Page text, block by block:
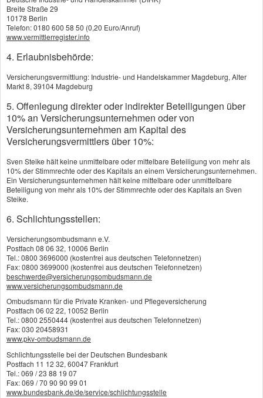
bestätigen wir Ihnen unverzüglich deren
Eingang und unterrichten Sie über das
Verfahren der Beschwerdebearbeitung sowie
die ungefähre Bearbeitungszeit. Sollten wir
feststellen, dass Ihre Beschwerde einen
Gegenstand betrifft, für den wir nicht zuständig
sind, informieren wir Sie umgehend hierüber
und teilen Ihnen, soweit uns dies möglich ist,
die zuständige Stelle mit.
prüfen und uns bemühen, diese
schnellstmöglich zu beantworten. Sollte dies
einmal nicht möglich sein, unterrichten wir Sie
über die Gründe der Verzögerung und darüber,
wann die Prüfung voraussichtlich
abgeschlossen sein wird. Auf Wunsch erteilen
wir Ihnen alle Benachrichtigungen und
Informationen schriftlich. Sofern wir Ihrem
Anliegen nicht oder nicht vollständig
nachkommen können, erläutern wir Ihnen die
Gründe hierfür und weisen Sie auf etwaig
bestehende Möglichkeiten hin, wie Sie Ihr
Anliegen weiter verfolgen können.
Breite Straße 29
10178 Berlin
Telefon: 0180 600 58 50 (0,20 Euro/Anruf)
www.vermittlerregister.info
4. Erlaubnisbehörde:
Versicherungsvermittlung: Industrie- und Handelskammer Magdeburg, Alter
Markt 8, 39104 Magdeburg
5. Offenlegung direkter oder indirekter Beteiligungen über
10% an Versicherungsunternehmen oder von
Versicherungsunternehmen am Kapital des
Versicherungsvermittlers über 10%:
Sven Steike hält keine unmittelbare oder mittelbare Beteiligung von mehr als
10% der Stimmrechte oder des Kapitals an einem Versicherungsunternehmen.
Ein Versicherungsunternehmen hält keine mittelbare oder unmittelbare
Beteiligung von mehr als 10% der Stimmrechte oder des Kapitals an Sven
Steike.
6. Schlichtungsstellen:
Versicherungsombudsmann e.V.
Postfach 08 06 32, 10006 Berlin
Tel.: 0800 3696000 (kostenfrei aus deutschen Telefonnetzen)
Fax: 0800 3699000 (kostenfrei aus deutschen Telefonnetzen)
beschwerde@versicherungsombudsmann.de
www.versicherungsombudsmann.de
Ombudsmann für die Private Kranken- und Pflegeversicherung
Postfach 06 02 22, 10052 Berlin
Tel.: 0800 2550444 (kostenfrei aus deutschen Telefonnetzen)
Fax: 030 20458931
www.pkv-ombudsmann.de
Schlichtungsstelle bei der Deutschen Bundesbank
Postfach 11 12 32, 60047 Frankfurt
Tel.: 069 / 23 88 19 07
Fax: 069 / 70 90 90 99 01
www.bundesbank.de/de/service/schlichtungsstelle